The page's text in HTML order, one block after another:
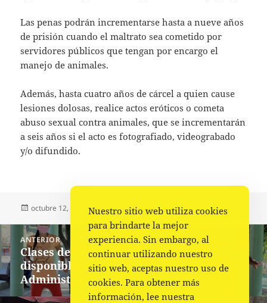
Las penas podrán incrementarse hasta a nueve años
de prisión cuando el maltrato sea cometido por
servidores públicos que tengan por encargo el
manejo de animales.
Además, hasta cuatro años de cárcel a quien cause
lesiones dolosas, realice actos eróticos o cometa
abuso sexual contra animales, que se incrementarán
a seis años si el acto es fotografiado, videograbado
y/o difundido.
Publicado
octubre 12, 2022 Autor
Fuente Categorías
Nacional
Navegación
de
entradas
ANTERIOR
Entrada
anterior:
Clases de Baile de Salón, ahora
disponibles en el Parque Colosio:
Administración
Nuestro sitio web utiliza cookies
para brindarte la mejor
experiencia. Sin embargo, al
continuar utilizando nuestro
sitio web, aceptas nuestro uso de
cookies. Para obtener más
información, lee nuestra